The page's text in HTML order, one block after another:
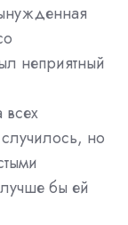
неприятный
всех
случилось, но
бы ей